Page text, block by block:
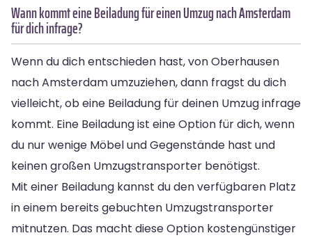
Wann kommt eine Beiladung für einen Umzug nach Amsterdam
für dich infrage?
Wenn du dich entschieden hast, von Oberhausen
nach Amsterdam umzuziehen, dann fragst du dich
vielleicht, ob eine Beiladung für deinen Umzug infrage
kommt. Eine Beiladung ist eine Option für dich, wenn
du nur wenige Möbel und Gegenstände hast und
keinen großen Umzugstransporter benötigst.
Mit einer Beiladung kannst du den verfügbaren Platz
in einem bereits gebuchten Umzugstransporter
mitnutzen. Das macht diese Option kostengünstiger